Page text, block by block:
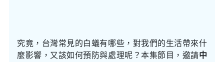
究竟，台灣常見的白蟻有哪些，對我們的生活帶來什
麼影響，又該如何預防與處理呢？本集節目，邀請中